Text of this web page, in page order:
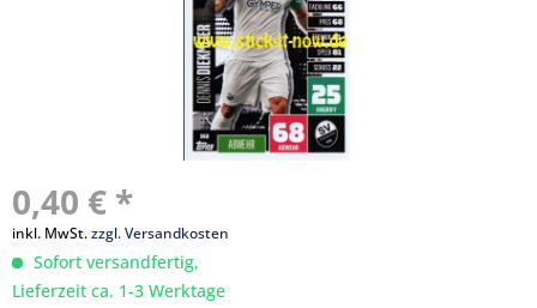
0,40 € *
inkl. MwSt.zzgl. Versandkosten
Sofort versandfertig,
Lieferzeit ca. 1-3 Werktage